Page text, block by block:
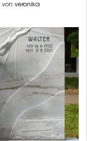
von veronika